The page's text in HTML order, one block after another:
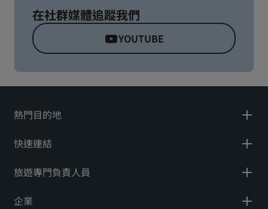
在社群媒體追蹤我們
YOUTUBE
熱門目的地
快速連結
旅遊專門負責人員
企業